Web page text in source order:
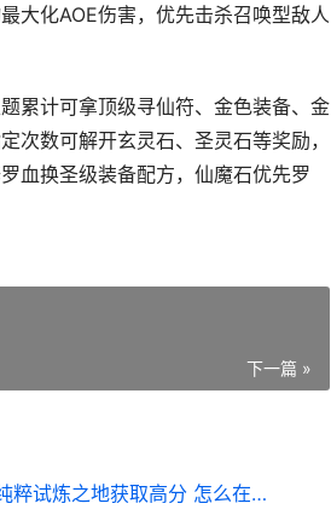
大化AOE伤害，优先击杀召唤型敌人
累计可拿顶级寻仙符、金色装备、金
次数可解开玄灵石、圣灵石等奖励，
血换圣级装备配方，仙魔石优先罗
下一篇 »
怎么在元气骑士纯粹试炼之地获取高分 怎么在元气骑士获得粽叶枪